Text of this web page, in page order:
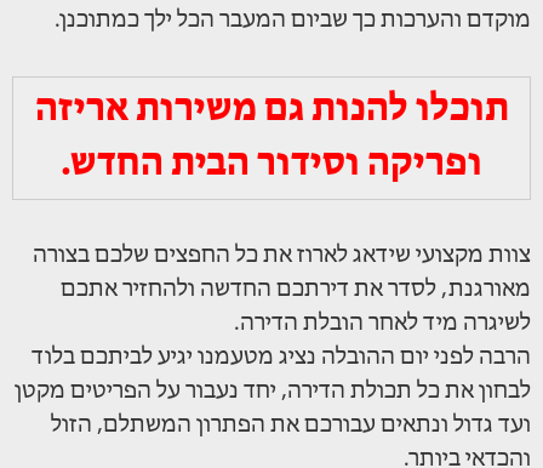
מוקדם והערכות כך שביום המעבר הכל ילך כמתוכנן.
תוכלו להנות גם משירות אריזה
ופריקה וסידור הבית החדש.
צוות מקצועי שידאג לארוז את כל החפצים שלכם בצורה
מאורגנת, לסדר את דירתכם החדשה ולהחזיר אתכם
לשיגרה מיד לאחר הובלת הדירה.
הרבה לפני יום ההובלה נציג מטעמנו יגיע לביתכם בלוד
לבחון את כל תכולת הדירה, יחד נעבור על הפריטים מקטן
ועד גדול ונתאים עבורכם את הפתרון המשתלם, הזול
והכדאי ביותר.